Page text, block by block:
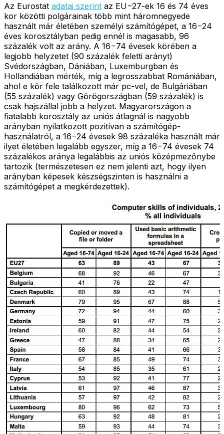
Az Eurostat adatai szerint az EU−27-ek 16 és 74 éves
kor közötti polgárainak több mint háromnegyede
használt már életében személyi számítógépet, a 16−24
éves korosztályban pedig ennél is magasabb, 96
százalék volt az arány. A 16−74 évesek körében a
legjobb helyzetet (90 százalék feletti arányt)
Svédországban, Dániában, Luxemburgban és
Hollandiában mérték, míg a legrosszabbat Romániában,
ahol e kör fele találkozott már pc-vel, de Bulgáriában
(55 százalék) vagy Görögországban (59 százalék) is
csak hajszállal jobb a helyzet. Magyarországon a
fiatalabb korosztály az uniós átlagnál is nagyobb
arányban nyilatkozott pozitívan a számítógép-
használatról, a 16−24 évesek 98 százaléka használt már
ilyet életében legalább egyszer, míg a 16−74 évesek 74
százalékos aránya legalábbis az uniós középmezőnybe
tartozik (természetesen ez nem jelenti azt, hogy ilyen
arányban képesek készségszinten is használni a
számítógépet a megkérdezettek).